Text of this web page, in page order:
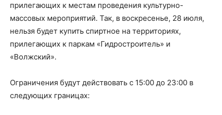
прилегающих к местам проведения культурно-
массовых мероприятий. Так, в воскресенье, 28 июля,
нельзя будет купить спиртное на территориях,
прилегающих к паркам «Гидростроитель» и
«Волжский».
Ограничения будут действовать с 15:00 до 23:00 в
следующих границах: